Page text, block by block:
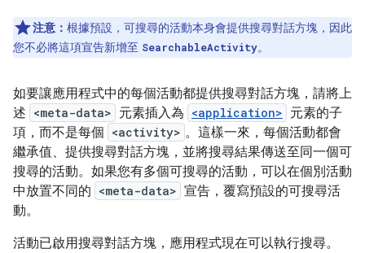
注意： 根據預設，可搜尋的活動本身會提供搜尋對話方塊，因此
您不必將這項宣告新增至 SearchableActivity。
如要讓應用程式中的每個活動都提供搜尋對話方塊，請將上
述 <meta-data> 元素插入為 <application> 元素的子
項，而不是每個 <activity> 。這樣一來，每個活動都會
繼承值、提供搜尋對話方塊，並將搜尋結果傳送至同一個可
搜尋的活動。如果您有多個可搜尋的活動，可以在個別活動
中放置不同的 <meta-data> 宣告，覆寫預設的可搜尋活
動。
活動已啟用搜尋對話方塊，應用程式現在可以執行搜尋。